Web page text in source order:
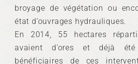
broyage de végétation ou
état d’ouvrages hydrauliques.
En 2014, 55 hectares
avaient d’ores et déjà été
bénéficiaires de ces